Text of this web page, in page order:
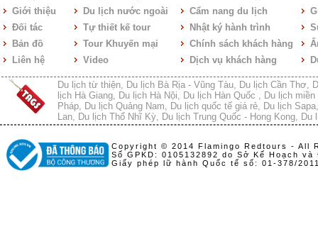
Giới thiệu
Đối tác
Bản đồ
Liên hệ
Du lịch nước ngoài
Tự thiết kế tour
Tour Khuyến mại
Video
Cẩm nang du lịch
Nhật ký hành trình
Chính sách khách hàng
Dịch vụ khách hàng
Du lịch từ thiện, Du lịch Bà Rịa - Vũng Tàu, Du lịch Cần Thơ,
lịch Hà Giang, Du lịch Hà Nội, Du lịch Hàn Quốc , Du lịch miền
Pháp, Du lịch Quảng Nam, Du lịch quốc tế giá rẻ, Du lịch Sapa
Lan, Du lịch Thổ Nhĩ Kỳ, Du lịch Trung Quốc - Hong Kong, Du
Copyright © 2014 Flamingo Redtours - All
Số GPKD: 0105132892 do Sở Kế Hoạch
Giấy phép lữ hành Quốc tế số: 01-378/